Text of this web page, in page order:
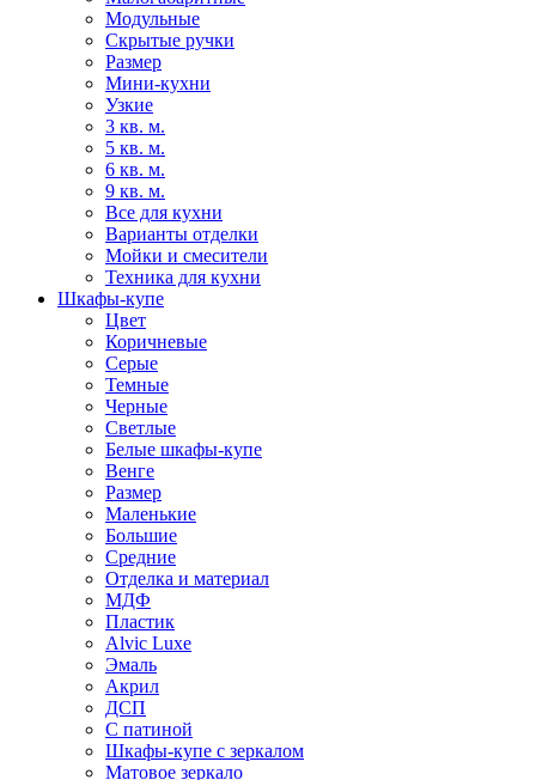
Модульные
Скрытые ручки
Размер
Мини-кухни
Узкие
3 кв. м.
5 кв. м.
6 кв. м.
9 кв. м.
Все для кухни
Варианты отделки
Мойки и смесители
Техника для кухни
Шкафы-купе
Цвет
Коричневые
Серые
Темные
Черные
Светлые
Белые шкафы-купе
Венге
Размер
Маленькие
Большие
Средние
Отделка и материал
МДФ
Пластик
Alvic Luxe
Эмаль
Акрил
ДСП
С патиной
Шкафы-купе с зеркалом
Матовое зеркало